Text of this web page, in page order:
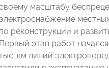
масштабу
электроснабжение
по реконструкции и
Первый этап работ
км линий